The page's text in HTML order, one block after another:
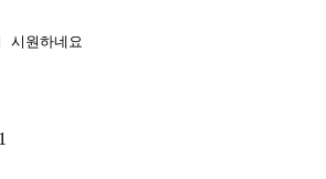
시원하네요